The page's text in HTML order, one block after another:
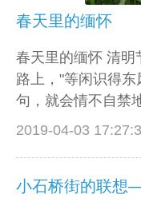
春天里的缅怀
春天里的缅怀 清明
路上，"等闲识得
句，就会情不自禁
2019-04-03